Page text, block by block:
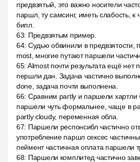
предвзятый, это важно носители
паршл, ту самсинг, иметь слабость, к
бипл.
63: Предвзятым пример.
64: Судью обвинили в предвзятости,
most, многие путают паршели
65: Almost почти результата ещё нет
першли дан. Задача частично
done, задача почти выполнена.
66: Сравним partly и паршели хартли
паршели чуть формальнее, чаще в
partly cloudy, переменная обла.
67: Паршели респонсибл частично
употребление паршл сексес
пеймент частичная оплата паршели
68: Паршели комплитед частично